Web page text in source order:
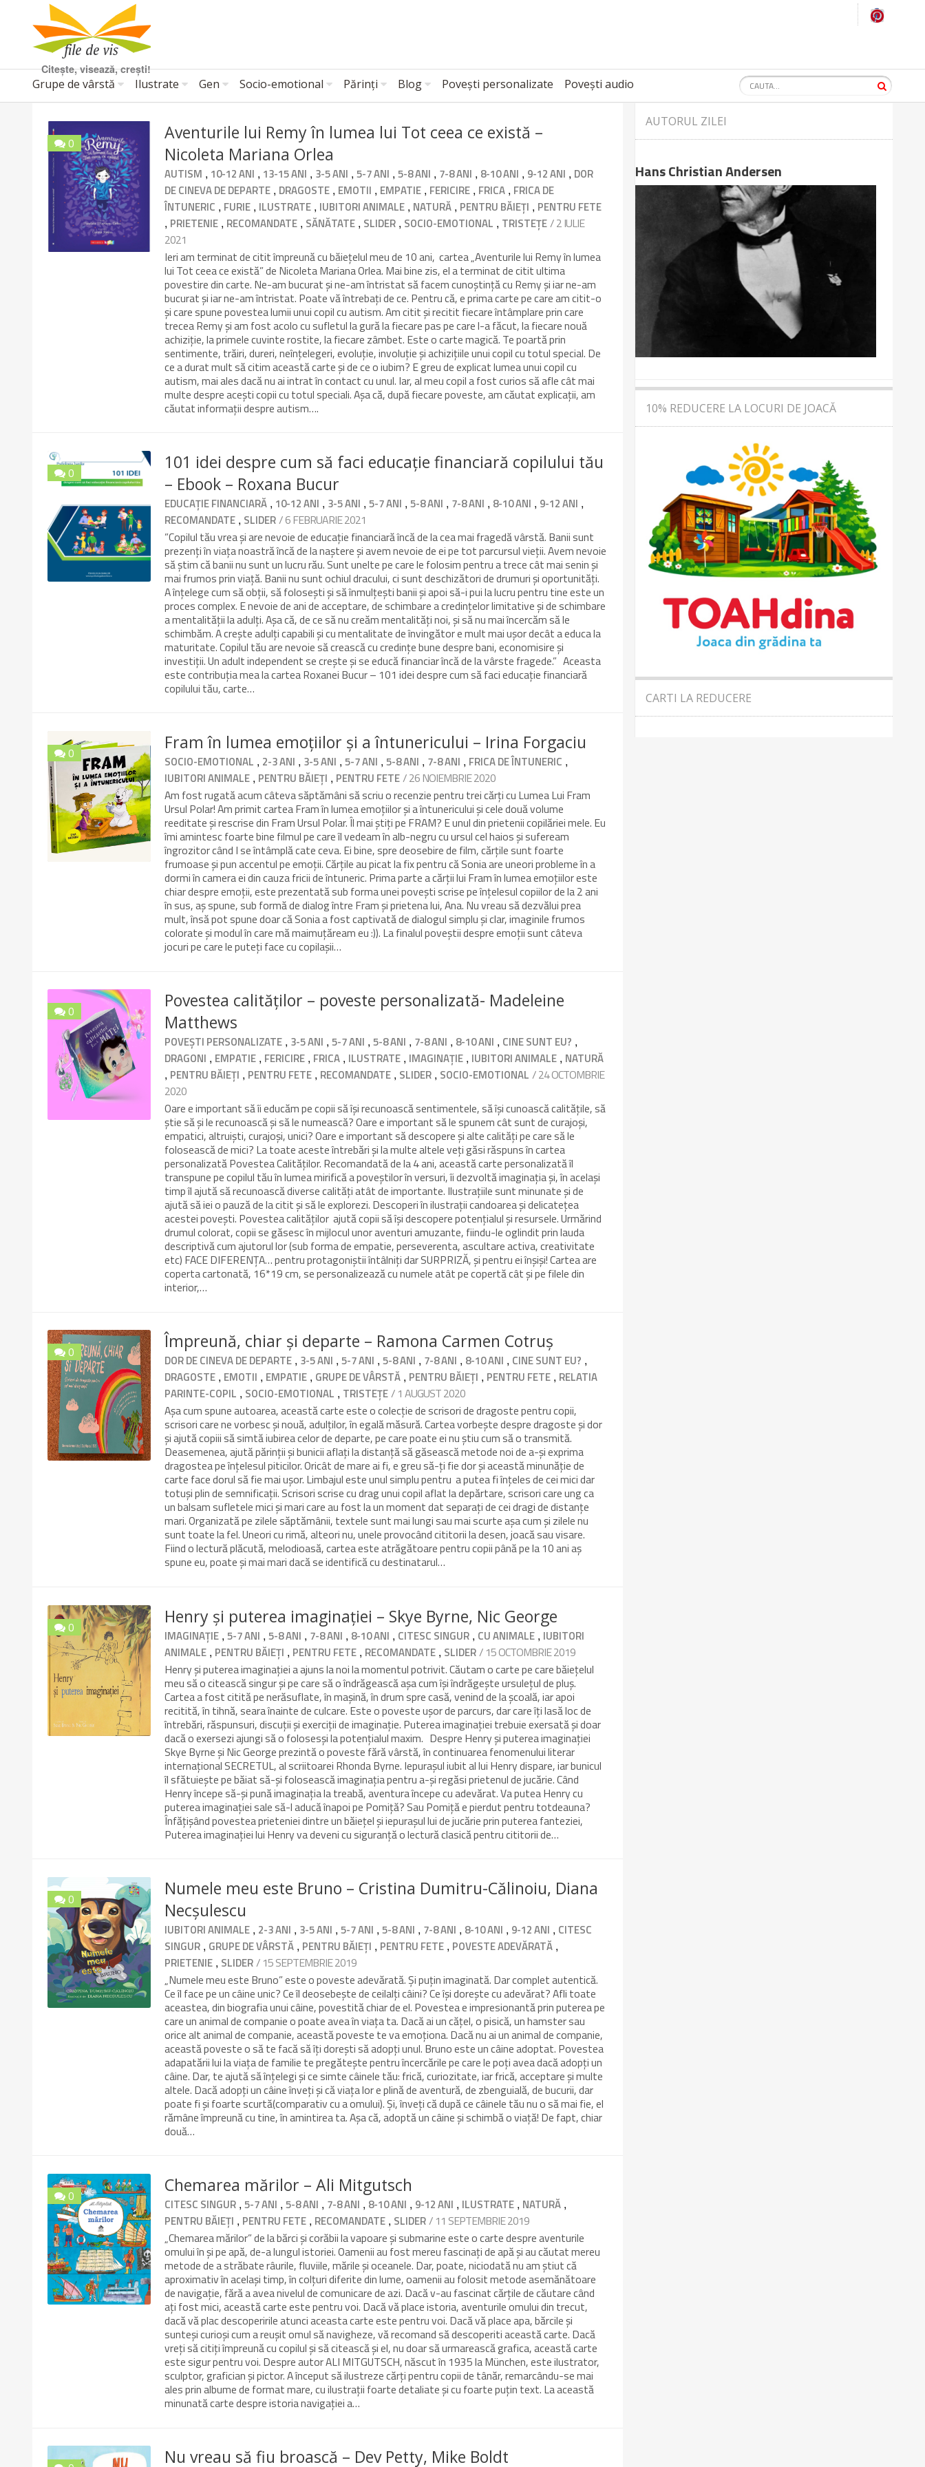
Citește, visează, crești!
Grupe de vârstă Ilustrate Gen Socio-emotional Părinți Blog Povești personalizate Povești audio
0
10/10
Aventurile lui Remy în lumea lui Tot ceea ce există –
Nicoleta Mariana Orlea
AUTISM , 10-12 ANI , 13-15 ANI , 3-5 ANI ,5-7 ANI ,5-8 ANI , 7-8 ANI , 8-10 ANI , 9-12 ANI , DOR
DE CINEVA DE DEPARTE , DRAGOSTE , EMOTII , EMPATIE , FERICIRE , FRICA , FRICA DE
ÎNTUNERIC , FURIE , ILUSTRATE , IUBITORI ANIMALE , NATURĂ , PENTRU BĂIEȚI , PENTRU FETE
, PRIETENIE , RECOMANDATE , SĂNĂTATE , SLIDER , SOCIO-EMOTIONAL , TRISTEȚE/ 2 IULIE
2021
Ieri am terminat de citit împreună cu băiețelul meu de 10 ani, cartea „Aventurile lui Remy în lumea
lui Tot ceea ce există” de Nicoleta Mariana Orlea. Mai bine zis, el a terminat de citit ultima
povestire din carte. Ne-am bucurat și ne-am întristat să facem cunoștință cu Remy și iar ne-am
bucurat și iar ne-am întristat. Poate vă întrebați de ce. Pentru că, e prima carte pe care am citit-o
și care spune povestea lumii unui copil cu autism. Am citit și recitit fiecare întâmplare prin care
trecea Remy și am fost acolo cu sufletul la gură la fiecare pas pe care l-a făcut, la fiecare nouă
achiziție, la primele cuvinte rostite, la fiecare zâmbet. Este o carte magică. Te poartă prin
sentimente, trăiri, dureri, neînțelegeri, evoluție, involuție și achizițiile unui copil cu totul special. De
ce a durat mult să citim această carte și de ce o iubim? E greu de explicat lumea unui copil cu
autism, mai ales dacă nu ai intrat în contact cu unul. Iar, al meu copil a fost curios să afle cât mai
multe despre acești copii cu totul speciali. Așa că, după fiecare poveste, am căutat explicații, am
căutat informații despre autism….
0
10/10
101 idei despre cum să faci educație financiară copilului tău
– Ebook – Roxana Bucur
EDUCAȚIE FINANCIARĂ , 10-12 ANI , 3-5 ANI ,5-7 ANI ,5-8 ANI , 7-8 ANI , 8-10 ANI , 9-12 ANI ,
RECOMANDATE , SLIDER/ 6 FEBRUARIE 2021
”Copilul tău vrea și are nevoie de educație financiară încă de la cea mai fragedă vârstă. Banii sunt
prezenți în viața noastră încă de la naștere și avem nevoie de ei pe tot parcursul vieții. Avem nevoie
să știm că banii nu sunt un lucru rău. Sunt unelte pe care le folosim pentru a trece cât mai senin și
mai frumos prin viață. Banii nu sunt ochiul dracului, ci sunt deschizători de drumuri și oportunități.
A înțelege cum să obții, să folosești și să înmulțești banii și apoi să-i pui la lucru pentru tine este un
proces complex. E nevoie de ani de acceptare, de schimbare a credințelor limitative și de schimbare
a mentalității la adulți. Așa că, de ce să nu creăm mentalități noi, și să nu mai încercăm să le
schimbăm. A crește adulți capabili și cu mentalitate de învingător e mult mai ușor decât a educa la
maturitate. Copilul tău are nevoie să crească cu credințe bune despre bani, economisire și
investiții. Un adult independent se crește și se educă financiar încă de la vârste fragede.” Aceasta
este contribuția mea la cartea Roxanei Bucur – 101 idei despre cum să faci educație financiară
copilului tău, carte…
0
8/10
Fram în lumea emoțiilor și a întunericului – Irina Forgaciu
SOCIO-EMOTIONAL , 2-3 ANI , 3-5 ANI ,5-7 ANI ,5-8 ANI , 7-8 ANI , FRICA DE ÎNTUNERIC ,
IUBITORI ANIMALE , PENTRU BĂIEȚI , PENTRU FETE/ 26 NOIEMBRIE 2020
Am fost rugată acum câteva săptămâni să scriu o recenzie pentru trei cărți cu Lumea Lui Fram
Ursul Polar! Am primit cartea Fram în lumea emoțiilor și a întunericului și cele două volume
reeditate și rescrise din Fram Ursul Polar. Îl mai știți pe FRAM? E unul din prietenii copilăriei mele. Eu
îmi amintesc foarte bine filmul pe care îl vedeam în alb-negru cu ursul cel haios și sufeream
îngrozitor când I se întâmplă cate ceva. Ei bine, spre deosebire de film, cărțile sunt foarte
frumoase și pun accentul pe emoții. Cărțile au picat la fix pentru că Sonia are uneori probleme în a
dormi în camera ei din cauza fricii de întuneric. Prima parte a cărții lui Fram în lumea emoțiilor este
chiar despre emoții, este prezentată sub forma unei povești scrise pe înțelesul copiilor de la 2 ani
în sus, aș spune, sub formă de dialog între Fram și prietena lui, Ana. Nu vreau să dezvălui prea
mult, însă pot spune doar că Sonia a fost captivată de dialogul simplu și clar, imaginile frumos
colorate și modul în care mă maimuțăream eu :)). La finalul poveștii despre emoții sunt câteva
jocuri pe care le puteți face cu copilașii…
0
10/10
Povestea calităților – poveste personalizată- Madeleine
Matthews
POVEȘTI PERSONALIZATE , 3-5 ANI ,5-7 ANI ,5-8 ANI , 7-8 ANI , 8-10 ANI , CINE SUNT EU? ,
DRAGONI , EMPATIE , FERICIRE , FRICA , ILUSTRATE , IMAGINAȚIE , IUBITORI ANIMALE , NATURĂ
, PENTRU BĂIEȚI , PENTRU FETE , RECOMANDATE , SLIDER , SOCIO-EMOTIONAL / 24 OCTOMBRIE
2020
Oare e important să îi educăm pe copii să își recunoască sentimentele, să își cunoască calitățile, să
știe să și le recunoască și să le numească? Oare e important să le spunem cât sunt de curajoși,
empatici, altruiști, curajoși, unici? Oare e important să descopere și alte calități pe care să le
folosească de mici? La toate aceste întrebări și la multe altele veți găsi răspuns în cartea
personalizată Povestea Calităților. Recomandată de la 4 ani, această carte personalizată îl
transpune pe copilul tău în lumea mirifică a poveștilor în versuri, îi dezvoltă imaginația și, în același
timp îl ajută să recunoască diverse calități atât de importante. Ilustrațiile sunt minunate și de
ajută să iei o pauză de la citit și să le explorezi. Descoperi în ilustrații candoarea și delicatețea
acestei povești. Povestea calităților ajută copii să își descopere potențialul și resursele. Urmărind
drumul colorat, copii se găsesc în mijlocul unor aventuri amuzante, fiindu-le oglindit prin lauda
descriptivă cum ajutorul lor (sub forma de empatie, perseverenta, ascultare activa, creativitate
etc) FACE DIFERENȚA… pentru protagoniștii întâlniți dar SURPRIZĂ, și pentru ei înșiși! Cartea are
coperta cartonată, 16*19 cm, se personalizează cu numele atât pe copertă cât și pe filele din
interior,…
0
9.8/10
Împreună, chiar și departe – Ramona Carmen Cotruș
DOR DE CINEVA DE DEPARTE , 3-5 ANI ,5-7 ANI ,5-8 ANI , 7-8 ANI , 8-10 ANI , CINE SUNT EU? ,
DRAGOSTE , EMOTII , EMPATIE , GRUPE DE VÂRSTĂ , PENTRU BĂIEȚI , PENTRU FETE , RELATIA
PARINTE-COPIL , SOCIO-EMOTIONAL , TRISTEȚE/ 1 AUGUST 2020
Așa cum spune autoarea, această carte este o colecție de scrisori de dragoste pentru copii,
scrisori care ne vorbesc și nouă, adulților, în egală măsură. Cartea vorbește despre dragoste și dor
și ajută copiii să simtă iubirea celor de departe, pe care poate ei nu știu cum să o transmită.
Deasemenea, ajută părinții și bunicii aflați la distanță să găsească metode noi de a-și exprima
dragostea pe înțelesul piticilor. Oricât de mare ai fi, e greu să-ți fie dor și această minunăție de
carte face dorul să fie mai ușor. Limbajul este unul simplu pentru a putea fi înțeles de cei mici dar
totuși plin de semnificații. Scrisori scrise cu drag unui copil aflat la depărtare, scrisori care ung ca
un balsam sufletele mici și mari care au fost la un moment dat separați de cei dragi de distanțe
mari. Organizată pe zilele săptămânii, textele sunt mai lungi sau mai scurte așa cum și zilele nu
sunt toate la fel. Uneori cu rimă, alteori nu, unele provocând cititorii la desen, joacă sau visare.
Fiind o lectură plăcută, melodioasă, cartea este atrăgătoare pentru copii până pe la 10 ani aș
spune eu, poate și mai mari dacă se identifică cu destinatarul…
0
10/10
Henry și puterea imaginației – Skye Byrne, Nic George
IMAGINAȚIE ,5-7 ANI ,5-8 ANI , 7-8 ANI , 8-10 ANI , CITESC SINGUR , CU ANIMALE , IUBITORI
ANIMALE , PENTRU BĂIEȚI , PENTRU FETE , RECOMANDATE , SLIDER/ 15 OCTOMBRIE 2019
Henry și puterea imaginației a ajuns la noi la momentul potrivit. Căutam o carte pe care băiețelul
meu să o citească singur și pe care să o îndrăgească așa cum își îndrăgește ursulețul de pluș.
Cartea a fost citită pe nerăsuflate, în mașină, în drum spre casă, venind de la școală, iar apoi
recitită, în tihnă, seara înainte de culcare. Este o poveste ușor de parcurs, dar care îți lasă loc de
întrebări, răspunsuri, discuții și exerciții de imaginație. Puterea imaginației trebuie exersată și doar
dacă o exersezi ajungi să o folosesși la potențialul maxim. Despre Henry și puterea imaginației
Skye Byrne și Nic George prezintă o poveste fără vârstă, în continuarea fenomenului literar
internațional SECRETUL, al scriitoarei Rhonda Byrne. Iepurașul iubit al lui Henry dispare, iar bunicul
îl sfătuiește pe băiat să-și folosească imaginația pentru a-și regăsi prietenul de jucărie. Când
Henry începe să-și pună imaginația la treabă, aventura începe cu adevărat. Va putea Henry cu
puterea imaginației sale să-l aducă înapoi pe Pomiță? Sau Pomiță e pierdut pentru totdeauna?
Înfățișând povestea prieteniei dintre un băiețel și iepurașul lui de jucărie prin puterea fanteziei,
Puterea imaginației lui Henry va deveni cu siguranță o lectură clasică pentru cititorii de…
0
10/10
Numele meu este Bruno – Cristina Dumitru-Călinoiu, Diana
Necșulescu
IUBITORI ANIMALE , 2-3 ANI , 3-5 ANI ,5-7 ANI ,5-8 ANI , 7-8 ANI , 8-10 ANI , 9-12 ANI , CITESC
SINGUR , GRUPE DE VÂRSTĂ , PENTRU BĂIEȚI , PENTRU FETE , POVESTE ADEVĂRATĂ ,
PRIETENIE , SLIDER/ 15 SEPTEMBRIE 2019
„Numele meu este Bruno” este o poveste adevărată. Și puțin imaginată. Dar complet autentică.
Ce îl face pe un câine unic? Ce îl deosebește de ceilalți câini? Ce își dorește cu adevărat? Afli toate
aceastea, din biografia unui câine, povestită chiar de el. Povestea e impresionantă prin puterea pe
care un animal de companie o poate avea în viața ta. Dacă ai un cățel, o pisică, un hamster sau
orice alt animal de companie, această poveste te va emoționa. Dacă nu ai un animal de companie,
această poveste o să te facă să îți dorești să adopți unul. Bruno este un câine adoptat. Povestea
adapatării lui la viața de familie te pregătește pentru încercările pe care le poți avea dacă adopți un
câine. Dar, te ajută să înțelegi și ce simte câinele tău: frică, curiozitate, iar frică, acceptare și multe
altele. Dacă adopți un câine înveți și că viața lor e plină de aventură, de zbenguială, de bucurii, dar
poate fi și foarte scurtă(comparativ cu a omului). Și, înveți că după ce câinele tău nu o să mai fie, el
rămâne împreună cu tine, în amintirea ta. Așa că, adoptă un câine și schimbă o viață! De fapt, chiar
două…
0
10/10
Chemarea mărilor – Ali Mitgutsch
CITESC SINGUR ,5-7 ANI ,5-8 ANI , 7-8 ANI , 8-10 ANI , 9-12 ANI , ILUSTRATE , NATURĂ ,
PENTRU BĂIEȚI , PENTRU FETE , RECOMANDATE , SLIDER/ 11 SEPTEMBRIE 2019
„Chemarea mărilor” de la bărci și corăbii la vapoare și submarine este o carte despre aventurile
omului în și pe apă, de-a lungul istoriei. Oamenii au fost mereu fascinați de apă și au căutat mereu
metode de a străbate râurile, fluviile, mările și oceanele. Dar, poate, niciodată nu am știut că
aproximativ în același timp, în colțuri diferite din lume, oamenii au folosit metode asemănătoare
de navigație, fără a avea nivelul de comunicare de azi. Dacă v-au fascinat cărțile de căutare când
ați fost mici, această carte este pentru voi. Dacă vă place istoria, aventurile omului din trecut,
dacă vă plac descoperirile atunci aceasta carte este pentru voi. Dacă vă place apa, bărcile și
sunteși curioși cum a reușit omul să navigheze, vă recomand să descoperiti această carte. Dacă
vreți să citiți împreună cu copilul și să citească și el, nu doar să urmarească grafica, această carte
este sigur pentru voi. Despre autor ALI MITGUTSCH, născut în 1935 la München, este ilustrator,
sculptor, grafician și pictor. A început să ilustreze cărți pentru copii de tânăr, remarcându-se mai
ales prin albume de format mare, cu ilustrații foarte detaliate și cu foarte puțin text. La această
minunată carte despre istoria navigației a…
Nu vreau să fiu broască – Dev Petty, Mike Boldt
AUTORUL ZILEI
Hans Christian Andersen
10% REDUCERE LA LOCURI DE JOACĂ
CARTI LA REDUCERE